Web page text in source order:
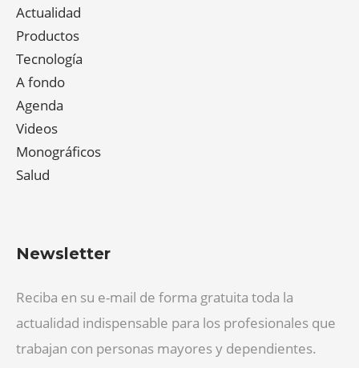
Actualidad
Productos
Tecnología
A fondo
Agenda
Videos
Monográficos
Salud
Newsletter
Reciba en su e-mail de forma gratuita toda la
actualidad indispensable para los profesionales que
trabajan con personas mayores y dependientes.